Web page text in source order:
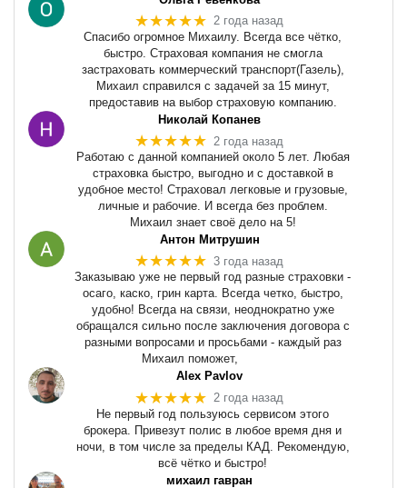
★★★★★ 2 года назад
Спасибо огромное Михаилу. Всегда все чётко,
быстро. Страховая компания не смогла
застраховать коммерческий транспорт(Газель),
Михаил справился с задачей за 15 минут,
предоставив на выбор страховую компанию.
Николай Копанев
★★★★★ 2 года назад
Работаю с данной компанией около 5 лет. Любая
страховка быстро, выгодно и с доставкой в
удобное место! Страховал легковые и грузовые,
личные и рабочие. И всегда без проблем.
Михаил знает своё дело на 5!
Антон Митрушин
★★★★★ 3 года назад
Заказываю уже не первый год разные страховки -
осаго, каско, грин карта. Всегда четко, быстро,
удобно! Всегда на связи, неоднократно уже
обращался сильно после заключения договора с
разными вопросами и просьбами - каждый раз
Михаил поможет,
Alex Pavlov
★★★★★ 2 года назад
Не первый год пользуюсь сервисом этого
брокера. Привезут полис в любое время дня и
ночи, в том числе за пределы КАД. Рекомендую,
всё чётко и быстро!
михаил гавран